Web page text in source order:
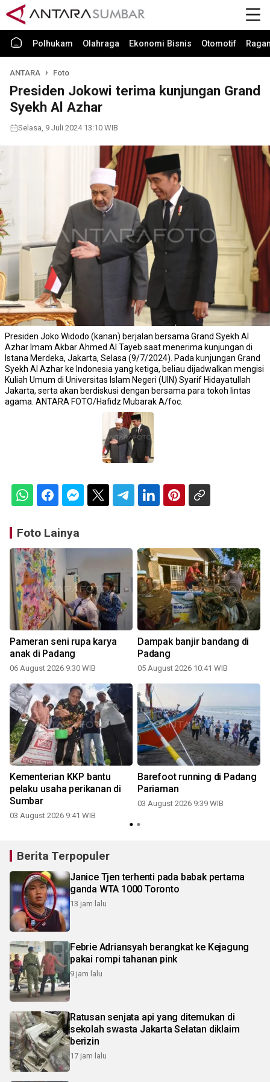
Polhukam Olahraga Ekonomi Bisnis Otomotif
ANTARA Foto
Presiden Jokowi terima kunjungan Grand
Syekh Al Azhar
Selasa, 9 Juli 2024 13:10 WIB
Presiden Joko Widodo (kanan) berjalan bersama Grand Syekh Al
Azhar Imam Akbar Ahmed Al Tayeb saat menerima kunjungan di
Istana Merdeka, Jakarta, Selasa (9/7/2024). Pada kunjungan Grand
Syekh Al Azhar ke Indonesia yang ketiga, beliau dijadwalkan mengisi
Kuliah Umum di Universitas Islam Negeri (UIN) Syarif Hidayatullah
Jakarta, serta akan berdiskusi dengan bersama para tokoh lintas
agama. ANTARA FOTO/Hafidz Mubarak A/foc.
Foto Lainya
Pameran seni rupa karya
anak di Padang
06 August 2026 9:30 WIB
Dampak banjir bandang di
Padang
05 August 2026 10:41 WIB
Kementerian KKP bantu
pelaku usaha perikanan di
Sumbar
03 August 2026 9:41 WIB
Barefoot running di Padang
Pariaman
03 August 2026 9:39 WIB
Berita Terpopuler
Janice Tjen terhenti pada babak pertama
ganda WTA 1000 Toronto
13 jam lalu
Febrie Adriansyah berangkat ke Kejagung
pakai rompi tahanan pink
9 jam lalu
Ratusan senjata api yang ditemukan di
sekolah swasta Jakarta Selatan diklaim
berizin
17 jam lalu